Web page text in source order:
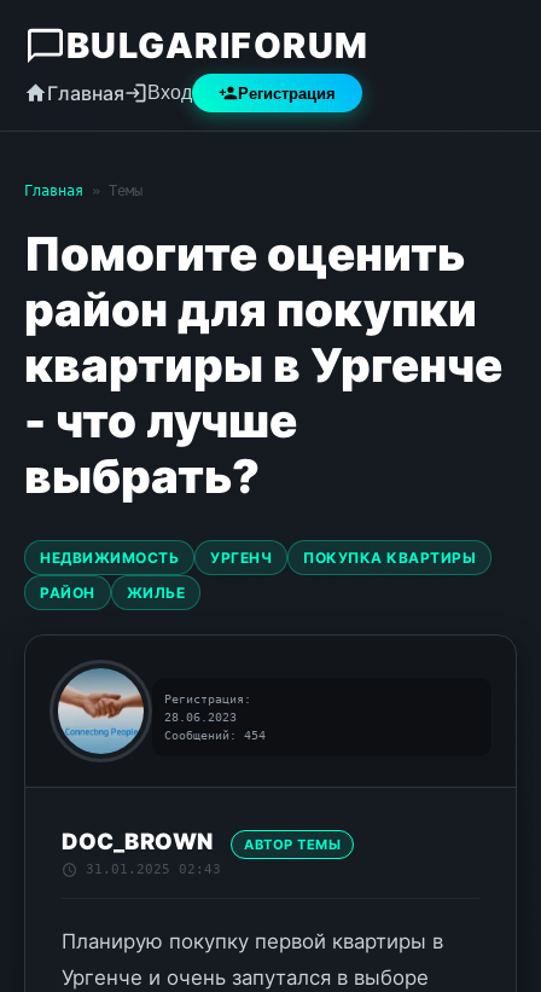
BULGARIFORUM
Главная Вход Регистрация
Главная » Темы
Помогите оценить
район для покупки
квартиры в Ургенче
- что лучше
выбрать?
НЕДВИЖИМОСТЬ УРГЕНЧ
ПОКУПКА КВАРТИРЫ
РАЙОН
ЖИЛЬЕ
Регистрация:
28.06.2023
Сообщений: 454
DOC_BROWN АВТОР ТЕМЫ
31.01.2025 02:43
Планирую покупку первой квартиры в
Ургенче и очень запутался в выборе